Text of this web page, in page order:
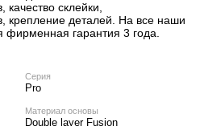
склейки,
крепление деталей. На все наши
фирменная гарантия 3 года.
Серия
Pro
Материал основы
Double layer Fusion